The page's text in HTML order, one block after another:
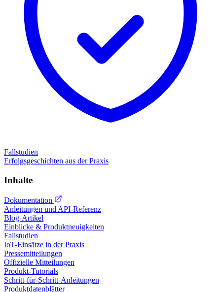
Fallstudien
Erfolgsgeschichten aus der Praxis
Inhalte
Dokumentation
Anleitungen und API-Referenz
Blog-Artikel
Einblicke & Produktneuigkeiten
Fallstudien
IoT-Einsätze in der Praxis
Pressemitteilungen
Offizielle Mitteilungen
Produkt-Tutorials
Schritt-für-Schritt-Anleitungen
Produktdatenblätter